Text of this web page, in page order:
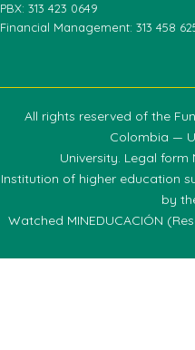
PBX: 313 423 0649
Financial Management: 313 458
All rights reserved of the
Colombia —
University. Legal form
Institution of higher education
by
Watched MINEDUCACIÓN